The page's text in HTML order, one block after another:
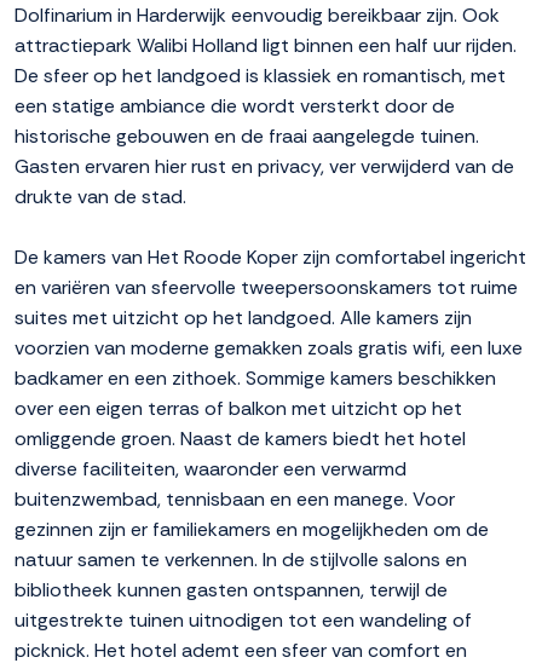
Dolfinarium in Harderwijk eenvoudig bereikbaar zijn. Ook
attractiepark Walibi Holland ligt binnen een half uur rijden.
De sfeer op het landgoed is klassiek en romantisch, met
een statige ambiance die wordt versterkt door de
historische gebouwen en de fraai aangelegde tuinen.
Gasten ervaren hier rust en privacy, ver verwijderd van de
drukte van de stad.
De kamers van Het Roode Koper zijn comfortabel ingericht
en variëren van sfeervolle tweepersoonskamers tot ruime
suites met uitzicht op het landgoed. Alle kamers zijn
voorzien van moderne gemakken zoals gratis wifi, een luxe
badkamer en een zithoek. Sommige kamers beschikken
over een eigen terras of balkon met uitzicht op het
omliggende groen. Naast de kamers biedt het hotel
diverse faciliteiten, waaronder een verwarmd
buitenzwembad, tennisbaan en een manege. Voor
gezinnen zijn er familiekamers en mogelijkheden om de
natuur samen te verkennen. In de stijlvolle salons en
bibliotheek kunnen gasten ontspannen, terwijl de
uitgestrekte tuinen uitnodigen tot een wandeling of
picknick. Het hotel ademt een sfeer van comfort en